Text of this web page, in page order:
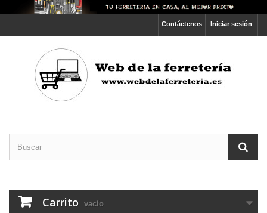
Iniciar sesión
Contáctenos
Carrito vacío